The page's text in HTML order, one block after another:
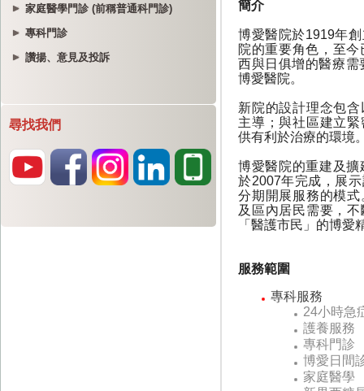
家庭醫學門診 (前稱普通科門診)
專科門診
讚揚、意見及投訴
尋找我們